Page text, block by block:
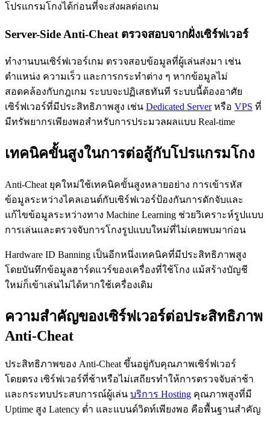
โปรแกรมโกงได้ก่อนที่จะส่งผลต่อเกม
Server-Side Anti-Cheat ตรวจสอบจากฝั่งเซิร์ฟเวอร์
ทำงานบนเซิร์ฟเวอร์เกม ตรวจสอบข้อมูลที่ผู้เล่นส่งมา เช่น
ตำแหน่ง ความเร็ว และการกระทำต่าง ๆ หากข้อมูลไม่
สอดคล้องกับกฎเกม ระบบจะปฏิเสธทันที ระบบนี้ต้องอาศัย
เซิร์ฟเวอร์ที่มีประสิทธิภาพสูง เช่น Dedicated Serverหรือ VPS ที่
มีทรัพยากรเพียงพอสำหรับการประมวลผลแบบ Real-time
เทคนิคขั้นสูงในการต่อสู้กับโปรแกรมโกง
Anti-Cheat ยุคใหม่ใช้เทคนิคขั้นสูงหลายอย่าง การเข้ารหัส
ข้อมูลระหว่างไคลเอนต์กับเซิร์ฟเวอร์ป้องกันการดักจับและ
แก้ไขข้อมูลระหว่างทาง Machine Learning ช่วยวิเคราะห์รูปแบบ
การเล่นและตรวจจับการโกงรูปแบบใหม่ที่ไม่เคยพบมาก่อน
Hardware ID Banning เป็นอีกหนึ่งเทคนิคที่มีประสิทธิภาพสูง
โดยบันทึกข้อมูลฮาร์ดแวร์ของเครื่องที่ใช้โกง แม้สร้างบัญชี
ใหม่ก็เข้าเล่นไม่ได้หากใช้เครื่องเดิม
ความสำคัญของเซิร์ฟเวอร์ต่อประสิทธิภาพ
Anti-Cheat
ประสิทธิภาพของ Anti-Cheat ขึ้นอยู่กับคุณภาพเซิร์ฟเวอร์
โดยตรง เซิร์ฟเวอร์ที่ช้าหรือไม่เสถียรทำให้การตรวจจับล่าช้า
และกระทบประสบการณ์ผู้เล่น บริการ Hosting คุณภาพสูงที่มี
Uptime สูง Latency ต่ำ และแบนด์วิดท์เพียงพอ คือพื้นฐานสำคัญ